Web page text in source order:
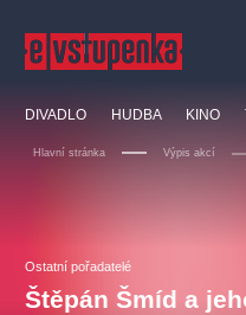
DIVADLO HUDBA KINO
Hlavní stránka Výpis akcí
Ostatní pořadatelé
Štěpán Šmíd a
Nejnavštěvovanější
doporučujeme